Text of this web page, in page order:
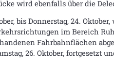
wird ebenfalls über die
bis Donnerstag, 24.
im Bereich
Fahrbahnflächen
26. Oktober, fortgesetzt